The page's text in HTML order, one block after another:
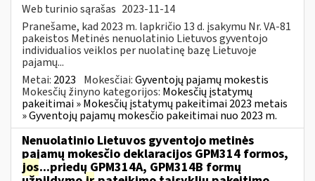
Web turinio sąrašas 2023-11-14
Pranešame, kad 2023 m. lapkričio 13 d. įsakymu Nr. VA-81
pakeistos Metinės nenuolatinio Lietuvos gyventojo
individualios veiklos per nuolatinę bazę Lietuvoje
pajamų...
Metai: 2023 Mokesčiai:Gyventojų pajamų mokestis
Mokesčių žinyno kategorijos: Mokesčių įstatymų
pakeitimai » Mokesčių įstatymų pakeitimai 2023 metais
» Gyventojų pajamų mokesčio pakeitimai nuo 2023 m.
Nenuolatinio Lietuvos gyventojo metinės
pajamų mokesčio deklaracijos GPM314 formos,
jos...priedų GPM314A, GPM314B formų